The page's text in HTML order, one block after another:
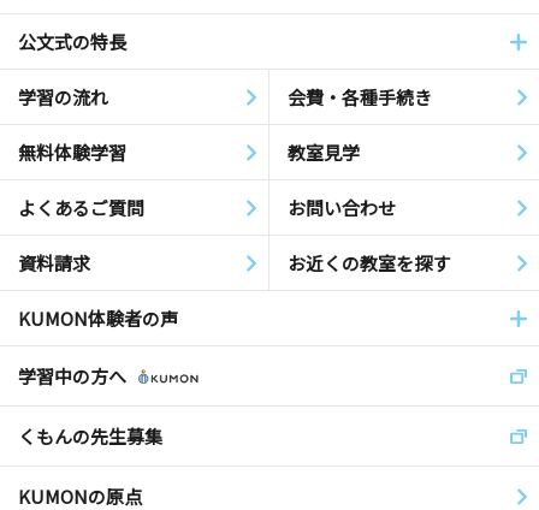
公文式の特長
学習の流れ 会費・各種手続き
無料体験学習 教室見学
よくあるご質問 お問い合わせ
資料請求 お近くの教室を探す
KUMON体験者の声
学習中の方へ
くもんの先生募集
KUMONの原点